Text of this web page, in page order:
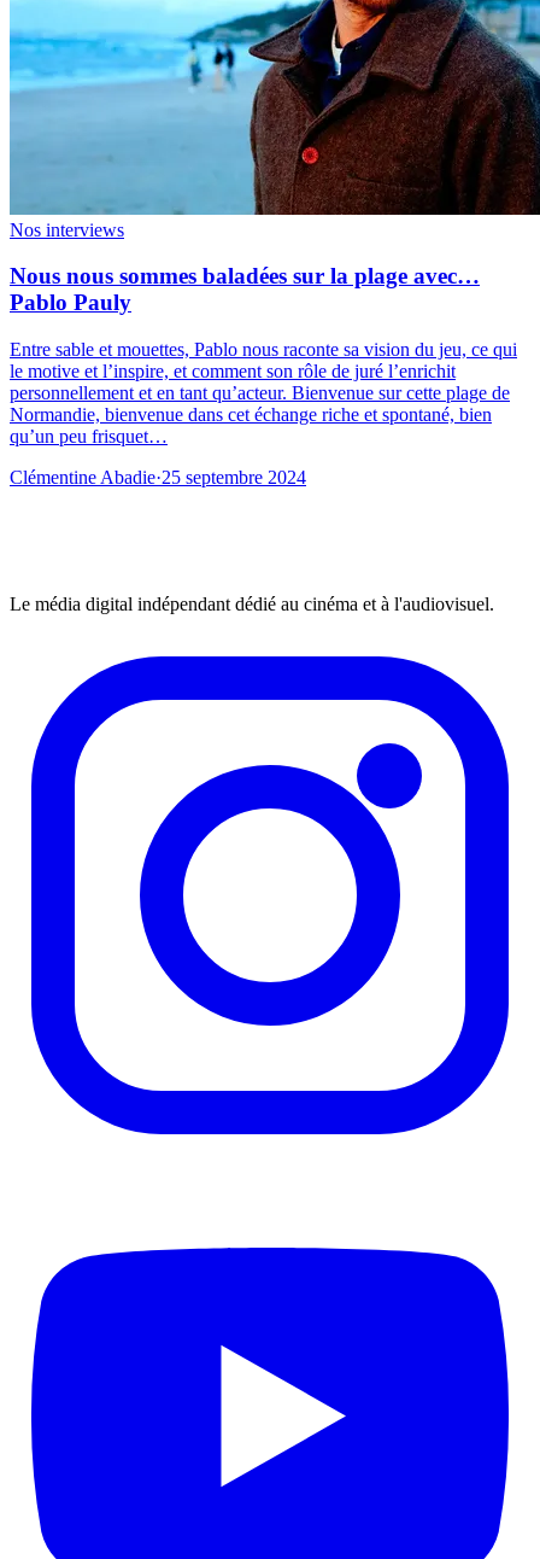
Nos interviews
Nous nous sommes baladées sur la plage avec…
Pablo Pauly
Entre sable et mouettes, Pablo nous raconte sa vision du jeu, ce qui
le motive et l’inspire, et comment son rôle de juré l’enrichit
personnellement et en tant qu’acteur. Bienvenue sur cette plage de
Normandie, bienvenue dans cet échange riche et spontané, bien
qu’un peu frisquet…
Clémentine Abadie·25 septembre 2024
Le média digital indépendant dédié au cinéma et à l'audiovisuel.